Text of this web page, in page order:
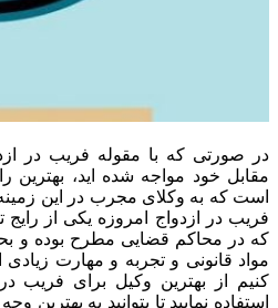
در صورتی که با مقوله فریب در
مقابل خود مواجه شده اید، بهترین
است که به وکلای مجرب در این زمینه
فریب در ازدواج امروزه یکی از
که در محاکم قضایی مطرح بوده و
مواد قانونی و تجربه و مهارت
کنیم از بهترین وکیل برای فریب
استفاده نمایید تا بتوانید به